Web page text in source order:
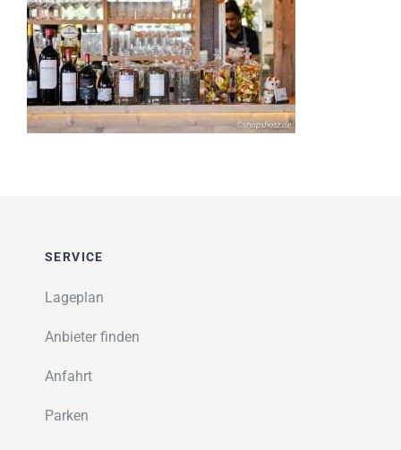
Impressionen
Über uns
SUCHE
SERVICE
Lageplan
Anbieter finden
Anfahrt
Parken